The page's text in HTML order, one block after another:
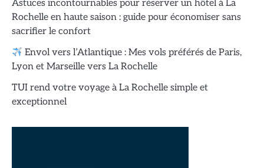
Astuces incontournables pour réserver un hôtel à La
Rochelle en haute saison : guide pour économiser sans
sacrifier le confort
Envol vers l’Atlantique : Mes vols préférés de Paris,
Lyon et Marseille vers La Rochelle
TUI rend votre voyage à La Rochelle simple et
exceptionnel